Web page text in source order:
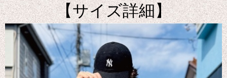
【サイズ詳細】